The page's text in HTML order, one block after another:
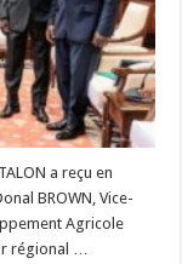
a reçu en
BROWN, Vice-
Agricole
régional …